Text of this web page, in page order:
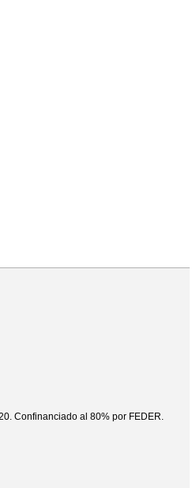
Confinanciado al 80% por FEDER.